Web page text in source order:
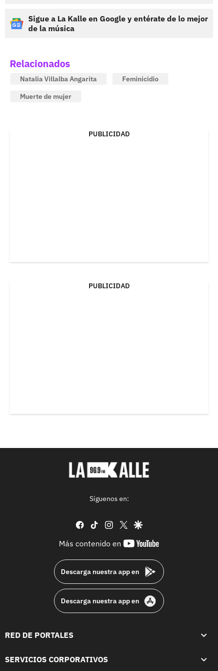
Sigue a La Kalle en Google y entérate de lo mejor
de la música
Relacionados
Natalia Villalba Angarita
Feminicidio
Muerte de mujer
PUBLICIDAD
PUBLICIDAD
Síguenos en:
facebook
tiktok instagram
twittergoogle
Más contenido en
youtube-
Descarga nuestra app en
Descarga nuestra app en
RED DE PORTALES
SERVICIOS CORPORATIVOS